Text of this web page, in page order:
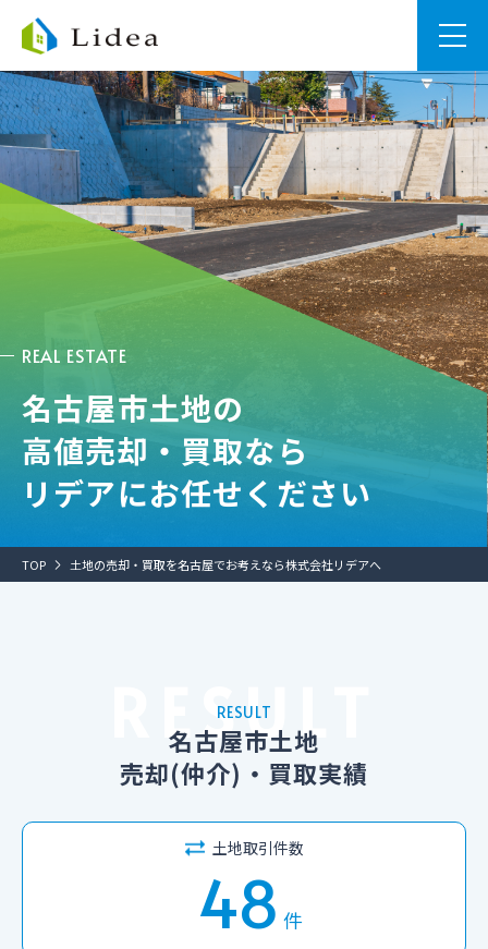
REAL ESTATE
名古屋市土地の
高値売却・買取なら
リデアにお任せください
TOP 土地の売却・買取を名古屋でお考えなら株式会社リデアへ
RESULT
名古屋市土地
売却(仲介)・買取実績
土地取引件数
48 件